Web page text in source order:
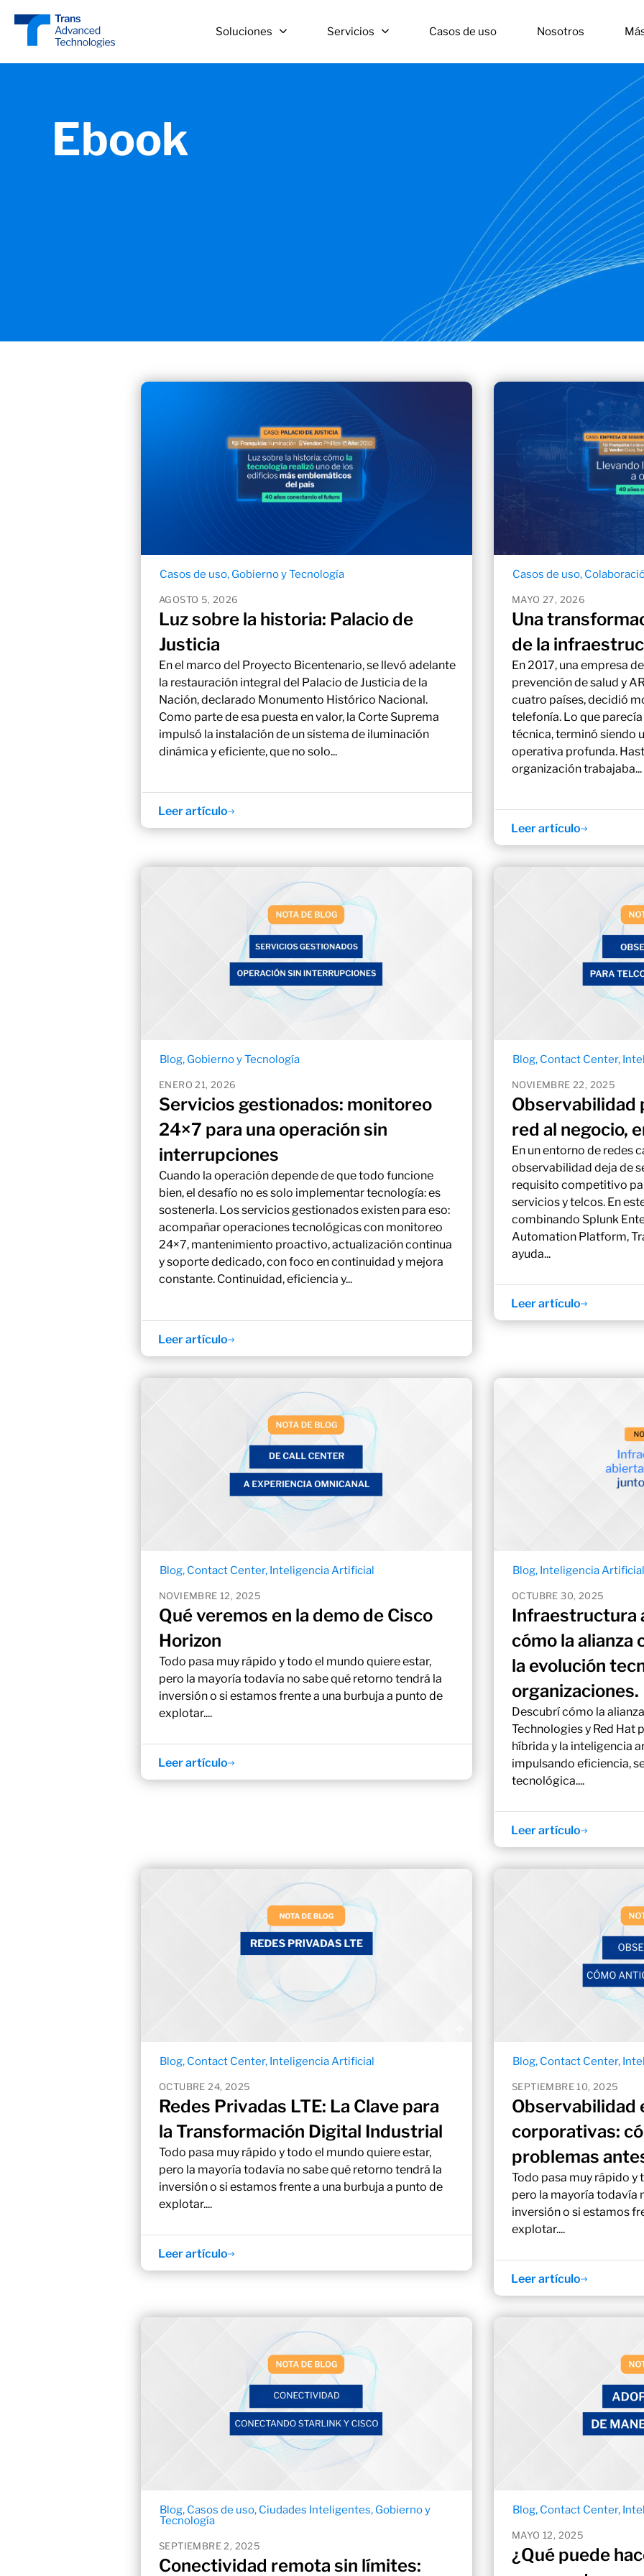
Soluciones Servicios Casos de uso Nosotros
Ebook
Casos de uso, Gobierno y Tecnología
AGOSTO 5, 2026
Luz sobre la historia: Palacio de
Justicia
En el marco del Proyecto Bicentenario, se llevó adelante
la restauración integral del Palacio de Justicia de la
Nación, declarado Monumento Histórico Nacional.
Como parte de esa puesta en valor, la Corte Suprema
impulsó la instalación de un sistema de iluminación
dinámica y eficiente, que no solo...
Leer artículo
Casos de uso,
MAYO 27, 2026
Una
de la
En 2017, una empresa
prevención de salud y
cuatro países, decidió
telefonía. Lo que
técnica, terminó siendo
operativa profunda.
organización trabajaba...
Leer artículo
Blog, Gobierno y Tecnología
ENERO 21, 2026
Servicios gestionados: monitoreo
24×7 para una operación sin
interrupciones
Cuando la operación depende de que todo funcione
bien, el desafío no es solo implementar tecnología: es
sostenerla. Los servicios gestionados existen para eso:
acompañar operaciones tecnológicas con monitoreo
24×7, mantenimiento proactivo, actualización continua
y soporte dedicado, con foco en continuidad y mejora
constante. Continuidad, eficiencia y...
Leer artículo
Blog, Contact Center,
NOVIEMBRE 22, 2025
Observabilidad
red al negocio,
En un entorno de redes
observabilidad deja de
requisito competitivo
servicios y telcos. En
combinando Splunk
Automation Platform,
ayuda...
Leer artículo
Blog, Contact Center, Inteligencia Artificial
NOVIEMBRE 12, 2025
Qué veremos en la demo de Cisco
Horizon
Todo pasa muy rápido y todo el mundo quiere estar,
pero la mayoría todavía no sabe qué retorno tendrá la
inversión o si estamos frente a una burbuja a punto de
explotar....
Leer artículo
Blog, Inteligencia Artificial
OCTUBRE 30, 2025
Infraestructura
cómo la alianza
la evolución
organizaciones.
Descubrí cómo la
Technologies y Red Hat
híbrida y la inteligencia
impulsando eficiencia,
tecnológica....
Leer artículo
Blog, Contact Center, Inteligencia Artificial
OCTUBRE 24, 2025
Redes Privadas LTE: La Clave para
la Transformación Digital Industrial
Todo pasa muy rápido y todo el mundo quiere estar,
pero la mayoría todavía no sabe qué retorno tendrá la
inversión o si estamos frente a una burbuja a punto de
explotar....
Leer artículo
Blog, Contact Center,
SEPTIEMBRE 10, 2025
Observabilidad
corporativas:
problemas
Todo pasa muy rápido y
pero la mayoría todavía
inversión o si estamos
explotar....
Leer artículo
Blog, Casos de uso, Ciudades Inteligentes, Gobierno y
Tecnología
SEPTIEMBRE 2, 2025
Conectividad remota sin límites:
Blog, Contact Center,
MAYO 12, 2025
¿Qué puede